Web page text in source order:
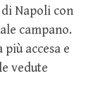
Napoli con
campano.
accesa e
vedute